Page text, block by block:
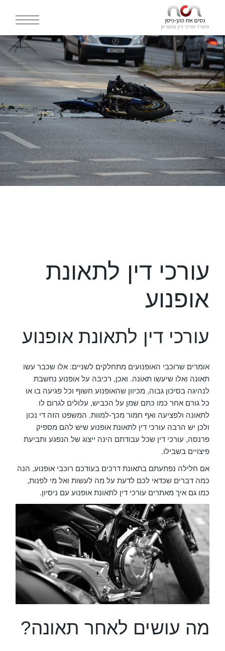
content
עורכי דין לתאונת
אופנוע
עורכי דין לתאונת אופנוע
אומרים שרוכבי האופנועים מתחלקים לשניים: אלו שכבר עשו
תאונה ואלו שיעשו תאונה. ואכן, רכיבה על אופנוע נחשבת
לנהיגה בסיכון גבוה, מכיוון שהאופנוע חשוף וכל פגיעה בו או
כל גורם אחר כמו כתם שמן על הכביש, עלולים לגרום לו
לתאונה ולפציעה ואף חמור מכך-למוות. המשפט הזה די נכון
ולכן יש הרבה עורכי דין לתאונת אופנוע שיש להם מספיק
פרנסה, עורכי דין שכל עבודתם הינה ייצוג של הנפגע ותביעת
פיצויים בשבילו.
אם חלילה נפתעתם בתאונת דרכים בעודכם רוכבי אופנוע, הנה
כמה דברים שכדאי לכם לדעת על מה לעשות ואל מי לפנות,
כמו גם איך מאתרים עורכי דין לתאונת אופנוע עם ניסיון.
מה עושים לאחר תאונה?